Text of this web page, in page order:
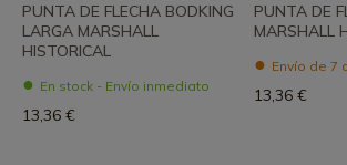
PUNTA DE FLECHA BODKING
LARGA MARSHALL
HISTORICAL
En stock - Envío inmediato
13,36 €
PUNTA DE
MARSHALL
Envío de 7
13,36 €